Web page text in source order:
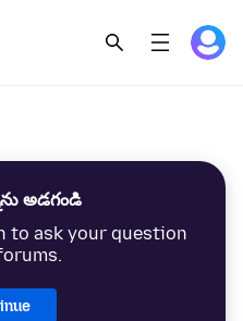
అడగండి
to ask your question